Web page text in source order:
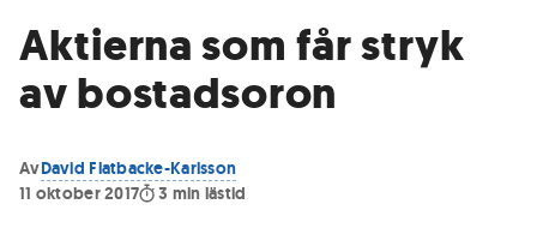
Aktierna som får stryk
av bostadsoron
AvDavid Flatbacke-Karlsson
11 oktober 2017
3 min lästid